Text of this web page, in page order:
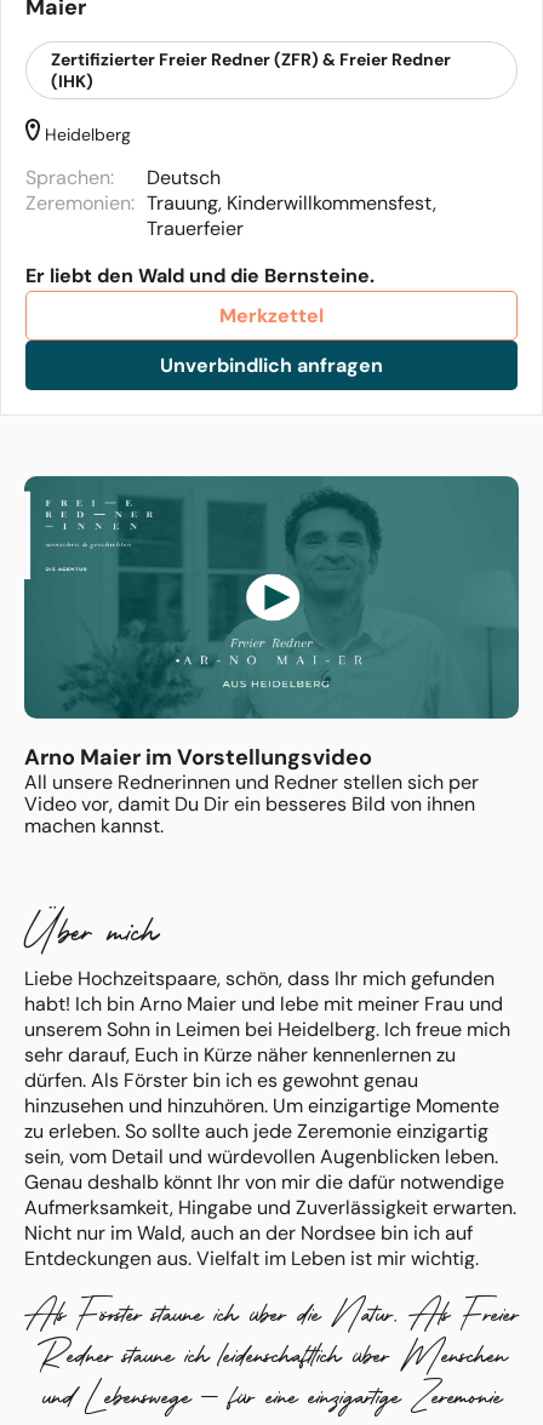
Maier
Zertifizierter Freier Redner (ZFR) & Freier Redner
(IHK)
Heidelberg
Sprachen:
Deutsch
Zeremonien: Trauung, Kinderwillkommensfest,
Trauerfeier
Er liebt den Wald und die Bernsteine.
Merkzettel
Unverbindlich anfragen
Arno Maier im Vorstellungsvideo
All unsere Rednerinnen und Redner stellen sich per
Video vor, damit Du Dir ein besseres Bild von ihnen
machen kannst.
Über mich
Liebe Hochzeitspaare, schön, dass Ihr mich gefunden
habt! Ich bin Arno Maier und lebe mit meiner Frau und
unserem Sohn in Leimen bei Heidelberg. Ich freue mich
sehr darauf, Euch in Kürze näher kennenlernen zu
dürfen. Als Förster bin ich es gewohnt genau
hinzusehen und hinzuhören. Um einzigartige Momente
zu erleben. So sollte auch jede Zeremonie einzigartig
sein, vom Detail und würdevollen Augenblicken leben.
Genau deshalb könnt Ihr von mir die dafür notwendige
Aufmerksamkeit, Hingabe und Zuverlässigkeit erwarten.
Nicht nur im Wald, auch an der Nordsee bin ich auf
Entdeckungen aus. Vielfalt im Leben ist mir wichtig.
bringt Ihr in unser Gespräch mit? Was macht Euch als
Paar aus? Ich bin sehr gespannt. Damit wir zusammen
Eure einzigartige Trauung wahr werden lassen. Euch an
diesem tollen Tag in den Mittepunkt rücken. Also: Traut
Euch!
Als Förster staune ich über die Natur. Als Freier
Redner staune ich leidenschaftlich über Menschen
und Lebenswege – für eine einzigartige Zeremonie